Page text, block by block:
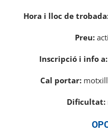
Hora i lloc de
Preu:
Inscripció i info a:
Cal portar:
Dificultat: